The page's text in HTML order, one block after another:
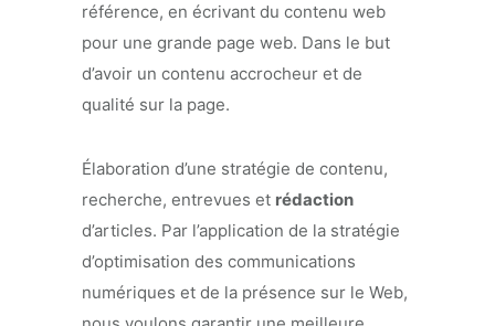
référence, en écrivant du contenu web
pour une grande page web. Dans le but
d’avoir un contenu accrocheur et de
qualité sur la page.
Élaboration d’une stratégie de contenu,
recherche, entrevues et rédaction
d’articles. Par l’application de la stratégie
d’optimisation des communications
numériques et de la présence sur le Web,